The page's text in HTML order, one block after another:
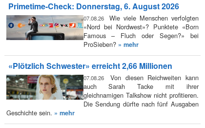
Primetime-Check: Donnerstag, 6. August 2026
07.08.26
Wie viele Menschen verfolgten
«Nord bei Nordwest»? Punktete «Born
Famous – Fluch oder Segen?» bei
ProSieben? » mehr
«Plötzlich Schwester» erreicht 2,66 Millionen
07.08.26
Von diesen Reichweiten kann
auch Sarah Tacke mit ihrer
gleichnamigen Talkshow nicht profitieren.
Die Sendung dürfte nach fünf Ausgaben
Geschichte sein. » mehr